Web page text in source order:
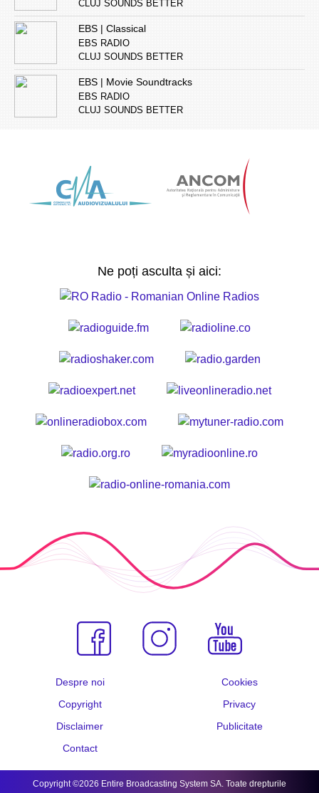
CLUJ SOUNDS BETTER
EBS | Classical
EBS RADIO
CLUJ SOUNDS BETTER
EBS | Movie Soundtracks
EBS RADIO
CLUJ SOUNDS BETTER
Ne poți asculta și aici:
Despre noi
Cookies
Copyright
Privacy
Disclaimer
Publicitate
Contact
Copyright ©2026 Entire Broadcasting System SA. Toate drepturile